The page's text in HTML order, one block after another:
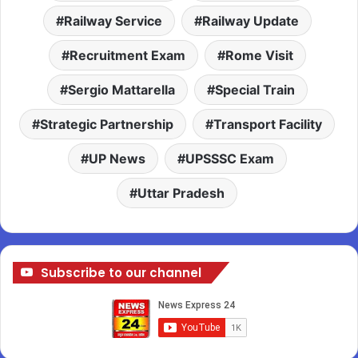
Railway Service Railway Update
Recruitment Exam Rome Visit
Sergio Mattarella Special Train
Strategic Partnership Transport Facility
UP News UPSSSC Exam
Uttar Pradesh
Subscribe to our channel